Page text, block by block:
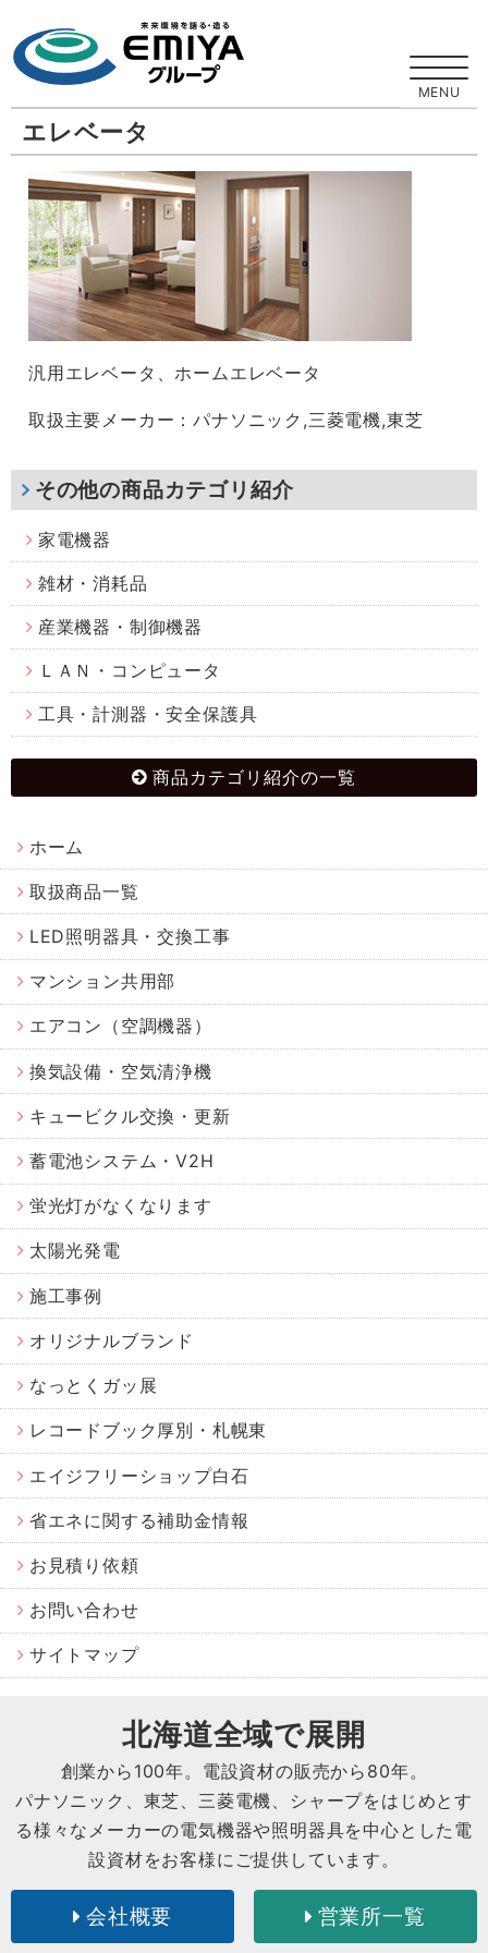
エレベータ
汎用エレベータ、ホームエレベータ
取扱主要メーカー：パナソニック,三菱電機,東芝
その他の商品カテゴリ紹介
家電機器
雑材・消耗品
産業機器・制御機器
ＬＡＮ・コンピュータ
工具・計測器・安全保護具
商品カテゴリ紹介の一覧
ホーム
取扱商品一覧
LED照明器具・交換工事
マンション共用部
エアコン（空調機器）
換気設備・空気清浄機
キュービクル交換・更新
蓄電池システム・V2H
蛍光灯がなくなります
太陽光発電
施工事例
オリジナルブランド
なっとくガッ展
レコードブック厚別・札幌東
エイジフリーショップ白石
省エネに関する補助金情報
お見積り依頼
お問い合わせ
サイトマップ
北海道全域で展開
創業から 100年。電設資材の販売から 80年。
パナソニック、東芝、三菱電機、シャープをはじめとす
る様々なメーカーの電気機器や照明器具を中心とした電
設資材をお客様にご提供しています。
会社概要 営業所一覧